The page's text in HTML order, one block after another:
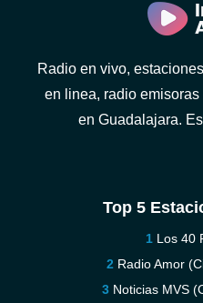
Radio en vivo,
en linea, radio
en Guadalajara.
Top 5
Los 40
Radio Amor
Noticias MVS